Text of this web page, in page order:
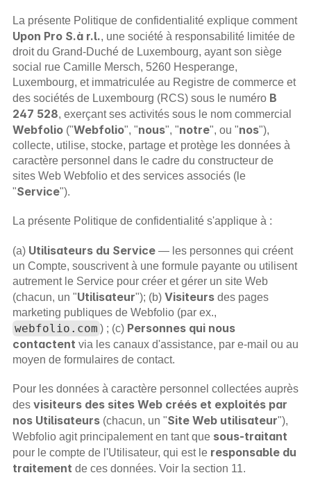
La présente Politique de confidentialité explique comment
Upon Pro S.à r.l., une société à responsabilité limitée de
droit du Grand-Duché de Luxembourg, ayant son siège
social rue Camille Mersch, 5260 Hesperange,
Luxembourg, et immatriculée au Registre de commerce et
des sociétés de Luxembourg (RCS) sous le numéro B
247 528
Webfolio ("Webfolio", "nous", "notre", ou "nos"),
collecte, utilise, stocke, partage et protège les données à
caractère personnel dans le cadre du constructeur de
sites Web Webfolio et des services associés (le
"Service").
La présente Politique de confidentialité s'applique à :
(a) Utilisateurs du Service — les personnes qui créent
un Compte, souscrivent à une formule payante ou utilisent
autrement le Service pour créer et gérer un site Web
(chacun, un "Utilisateur"); (b) Visiteurs des pages
webfolio.com ) ; (c) Personnes qui nous
contactent via les canaux d'assistance, par e-mail ou au
moyen de formulaires de contact.
Pour les données à caractère personnel collectées auprès
des visiteurs des sites Web créés et exploités par
nos Utilisateurs (chacun, un "Site Web utilisateur"),
Webfolio agit principalement en tant que sous-traitant
pour le compte de l'Utilisateur, qui est le responsable du
traitement de ces données. Voir la section 11.